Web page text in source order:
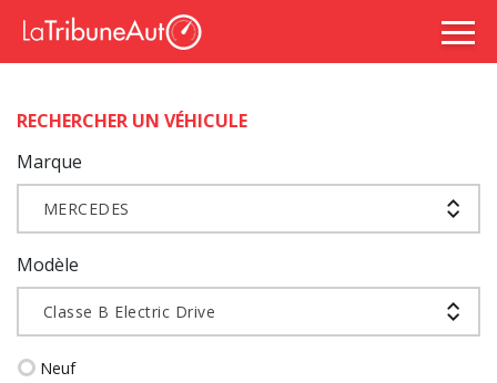
RECHERCHER UN VÉHICULE
Marque
MERCEDES
Modèle
Classe B Electric Drive
Neuf